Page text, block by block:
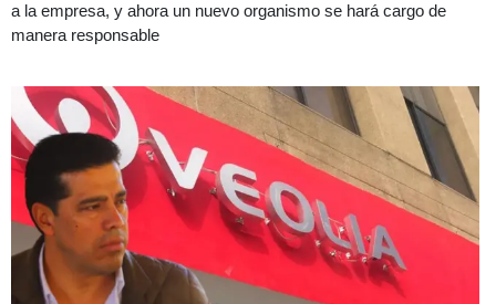
a la empresa, y ahora un nuevo organismo se hará cargo de
manera responsable